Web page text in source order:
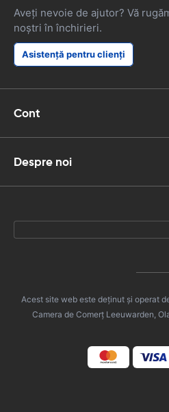
Aveți nevoie de ajutor? Vă
noștri în închirieri.
Asistență pentru clienți
Cont
Despre noi
Acest site web este deținut și operat
Camera de Comerț Leeuwarden,